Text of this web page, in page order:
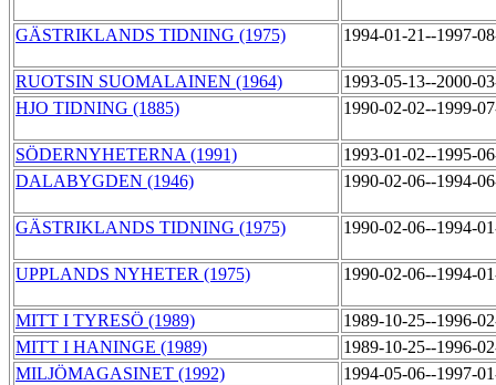
GÄSTRIKLANDS TIDNING (1975) 1994-01-21--1997-
RUOTSIN SUOMALAINEN (1964)
1993-05-13--2000-
HJO TIDNING (1885)
1990-02-02--1999-
SÖDERNYHETERNA (1991)
1993-01-02--1995-
DALABYGDEN (1946)
1990-02-06--1994-
GÄSTRIKLANDS TIDNING (1975) 1990-02-06--1994-
UPPLANDS NYHETER (1975) 1990-02-06--1994-
MITT I TYRESÖ (1989)
1989-10-25--1996-
MITT I HANINGE (1989)
1989-10-25--1996-
MILJÖMAGASINET (1992)
1994-05-06--1997-